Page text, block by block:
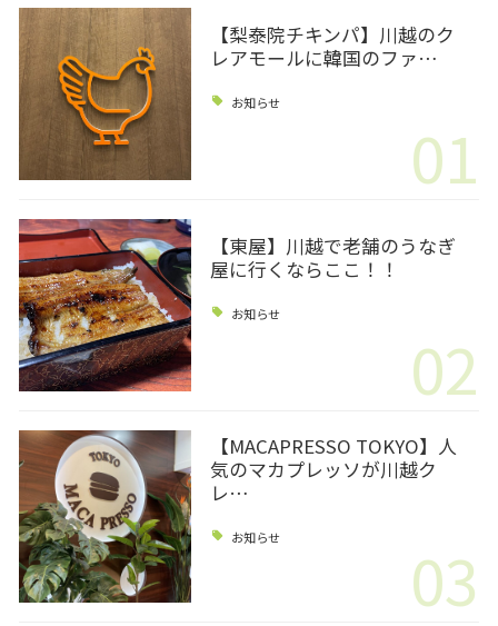
【梨泰院チキンパ】川越のク
レアモールに韓国のファ…
お知らせ
01
【東屋】川越で老舗のうなぎ
屋に行くならここ！！
お知らせ
02
【MACAPRESSO TOKYO】人
気のマカプレッソが川越ク
レ…
お知らせ 03